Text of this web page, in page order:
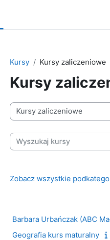
Kursy Kursy zaliczeniowe
Kursy
Kategorie kursów
Wyszukaj kursy
Zobacz wszystkie
Barbara Urbańczak (ABC
Geografia kurs maturalny